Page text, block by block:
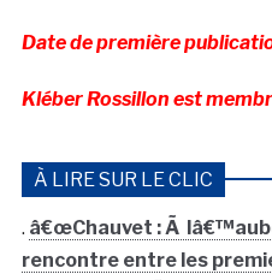
Date de première
Kléber Rossillon est
À LIRE SUR LE CLIC
. â€œChauvet : Ã
rencontre entre les